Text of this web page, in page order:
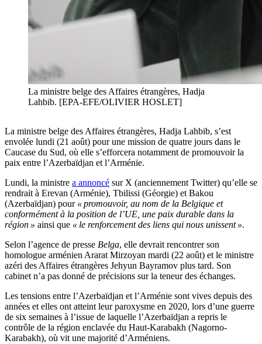
La ministre belge des Affaires étrangères, Hadja
Lahbib. [EPA-EFE/OLIVIER HOSLET]
La ministre belge des Affaires étrangères, Hadja Lahbib, s’est
envolée lundi (21 août) pour une mission de quatre jours dans le
Caucase du Sud, où elle s’efforcera notamment de promouvoir la
paix entre l’Azerbaïdjan et l’Arménie.
Lundi, la ministre a annoncé sur X (anciennement Twitter) qu’elle se
rendrait à Erevan (Arménie), Tbilissi (Géorgie) et Bakou
(Azerbaïdjan) pour « promouvoir, au nom de la Belgique et
conformément à la position de l’UE, une paix durable dans la
région » ainsi que « le renforcement des liens qui nous unissent ».
Selon l’agence de presse Belga, elle devrait rencontrer son
homologue arménien Ararat Mirzoyan mardi (22 août) et le ministre
azéri des Affaires étrangères Jehyun Bayramov plus tard. Son
cabinet n’a pas donné de précisions sur la teneur des échanges.
Les tensions entre l’Azerbaïdjan et l’Arménie sont vives depuis des
années et elles ont atteint leur paroxysme en 2020, lors d’une guerre
de six semaines à l’issue de laquelle l’Azerbaïdjan a repris le
contrôle de la région enclavée du Haut-Karabakh (Nagorno-
Karabakh), où vit une majorité d’Arméniens.